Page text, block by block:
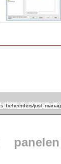
panelen